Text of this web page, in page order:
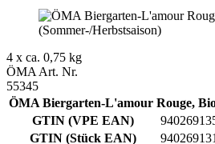
4 x ca. 0,75 kg
ÖMA Art. Nr.
55345
ÖMA Biergarten-L'amour Rouge,
GTIN (VPE EAN)
GTIN (Stück EAN)